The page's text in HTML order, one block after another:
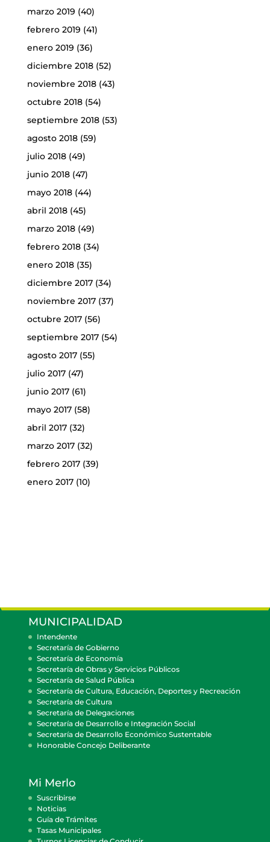
marzo 2019 (40)
febrero 2019 (41)
enero 2019 (36)
diciembre 2018(52)
noviembre 2018(43)
octubre 2018(54)
septiembre 2018(53)
agosto 2018(59)
julio 2018(49)
junio 2018(47)
mayo 2018(44)
abril 2018(45)
marzo 2018(49)
febrero 2018(34)
enero 2018(35)
diciembre 2017(34)
noviembre 2017(37)
octubre 2017(56)
septiembre 2017(54)
agosto 2017(55)
julio 2017(47)
junio 2017(61)
mayo 2017(58)
abril 2017(32)
marzo 2017(32)
febrero 2017(39)
enero 2017(10)
MUNICIPALIDAD
Intendente
Secretaría de Gobierno
Secretaría de Economía
Secretaría de Obras y Servicios Públicos
Secretaría de Salud Pública
Secretaría de Cultura, Educación, Deportes y Recreación
Secretaría de Cultura
Secretaría de Delegaciones
Secretaría de Desarrollo e Integración Social
Secretaría de Desarrollo Económico Sustentable
Honorable Concejo Deliberante
Mi Merlo
Suscribirse
Noticias
Guía de Trámites
Tasas Municipales